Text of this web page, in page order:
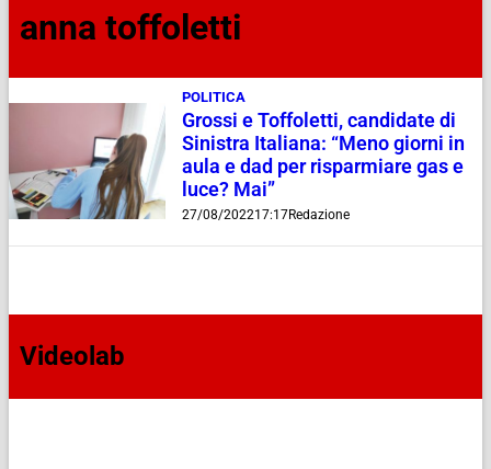
anna toffoletti
POLITICA
Grossi e Toffoletti, candidate di
Sinistra Italiana: “Meno giorni in
aula e dad per risparmiare gas e
luce? Mai”
27/08/202217:17Redazione
Videolab